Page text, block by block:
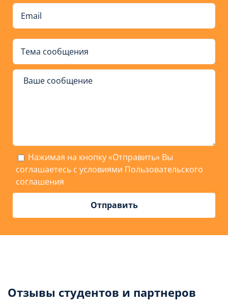
Нажимая на кнопку «Отправить» Вы
соглашаетесь с условиями Пользовательского
соглашения
Отзывы студентов и партнеров